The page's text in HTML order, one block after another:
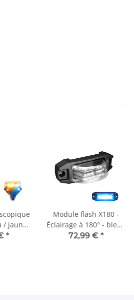
/ jaune
*
Module flash X180 -
Éclairage à 180° - bleu -
différents kits de
72,99 € *